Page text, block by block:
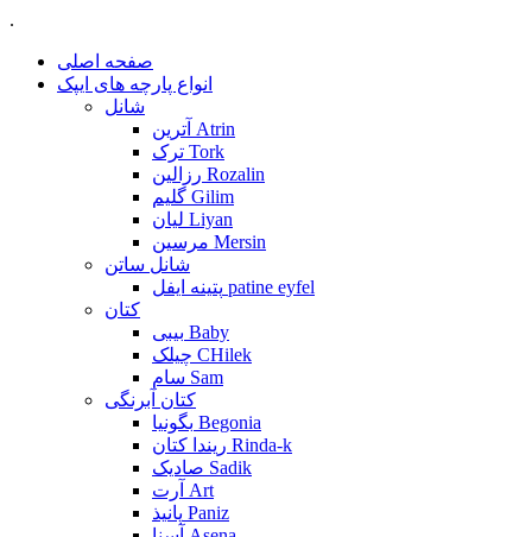
.
صفحه اصلی
انواع پارچه های ایپک
شانل
آترین Atrin
ترک Tork
رزالین Rozalin
گلیم Gilim
لیان Liyan
مرسین Mersin
شانل ساتن
پتینه ایفل patine eyfel
کتان
بیبی Baby
چیلک CHilek
سام Sam
کتان آبرنگی
بگونیا Begonia
ریندا کتان Rinda-k
صادیک Sadik
آرت Art
پانیذ Paniz